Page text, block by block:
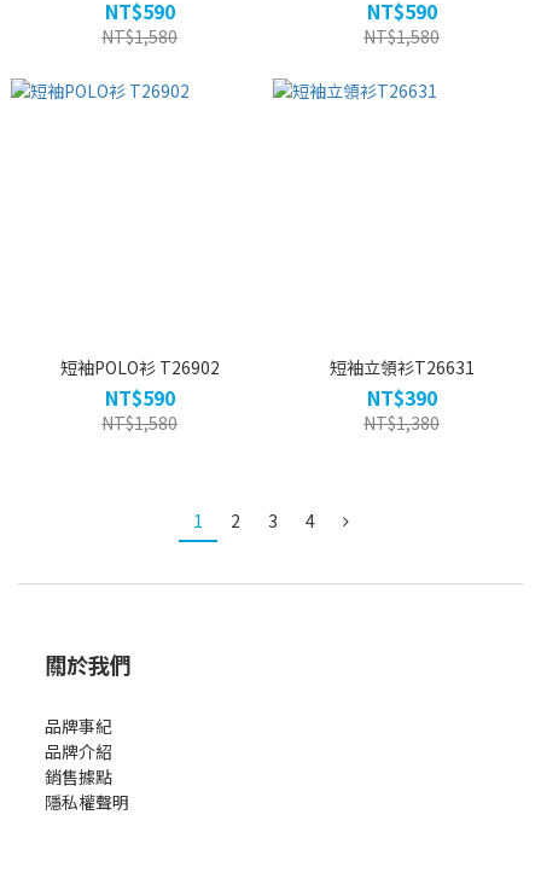
NT$590
NT$1,580
NT$590
NT$1,580
短袖POLO衫 T26902
NT$590
NT$1,580
短袖立領衫T26631
NT$390
NT$1,380
1 2 3 4
關於我們
品牌事紀
品牌介紹
銷售據點
隱私權聲明